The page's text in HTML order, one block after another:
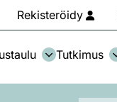
Rekisteröidy
Tutkimus